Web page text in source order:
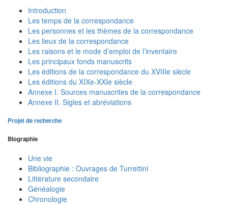
Introduction
Les temps de la correspondance
Les personnes et les thèmes de la correspondance
Les lieux de la correspondance
Les raisons et le mode d’emploi de l’inventaire
Les principaux fonds manuscrits
Les éditions de la correspondance du XVIIIe siècle
Les éditions du XIXe-XXIe siècle
Annexe I. Sources manuscrites de la correspondance
Annexe II. Sigles et abréviations
Projet de recherche
Biographie
Une vie
Bibliographie : Ouvrages de Turrettini
Littérature secondaire
Généalogie
Chronologie